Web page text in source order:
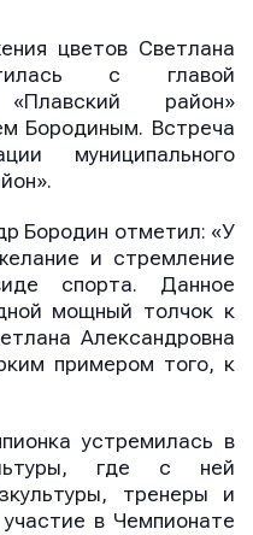
цветов Светлана
с главой
район»
Бородиным. Встреча
муниципального
Бородин отметил: «У
и стремление
спорта. Данное
мощный толчок к
Александровна
примером того, к
устремилась в
где с ней
тренеры и
в Чемпионате